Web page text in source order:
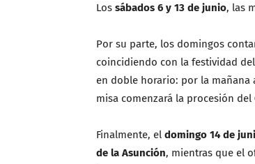
Los sábados 6 y 13 de junio, las
Por su parte, los domingos
coincidiendo con la festividad del
en doble horario: por la mañana
misa comenzará la procesión del
Finalmente, el domingo 14 de
de la Asunción, mientras que el